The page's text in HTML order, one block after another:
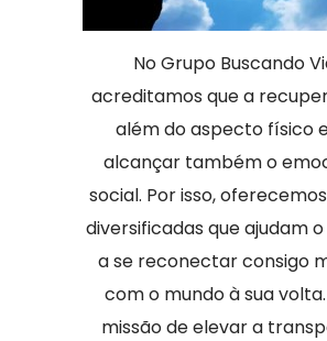
No Grupo Buscando
acreditamos que a
além do aspecto físico
alcançar também o
social. Por isso,
diversificadas que ajudam
a se reconectar consigo
com o mundo à sua
missão de elevar a